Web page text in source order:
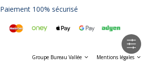
Paiement 100% sécurisé
Groupe Bureau Vallée Mentions légales